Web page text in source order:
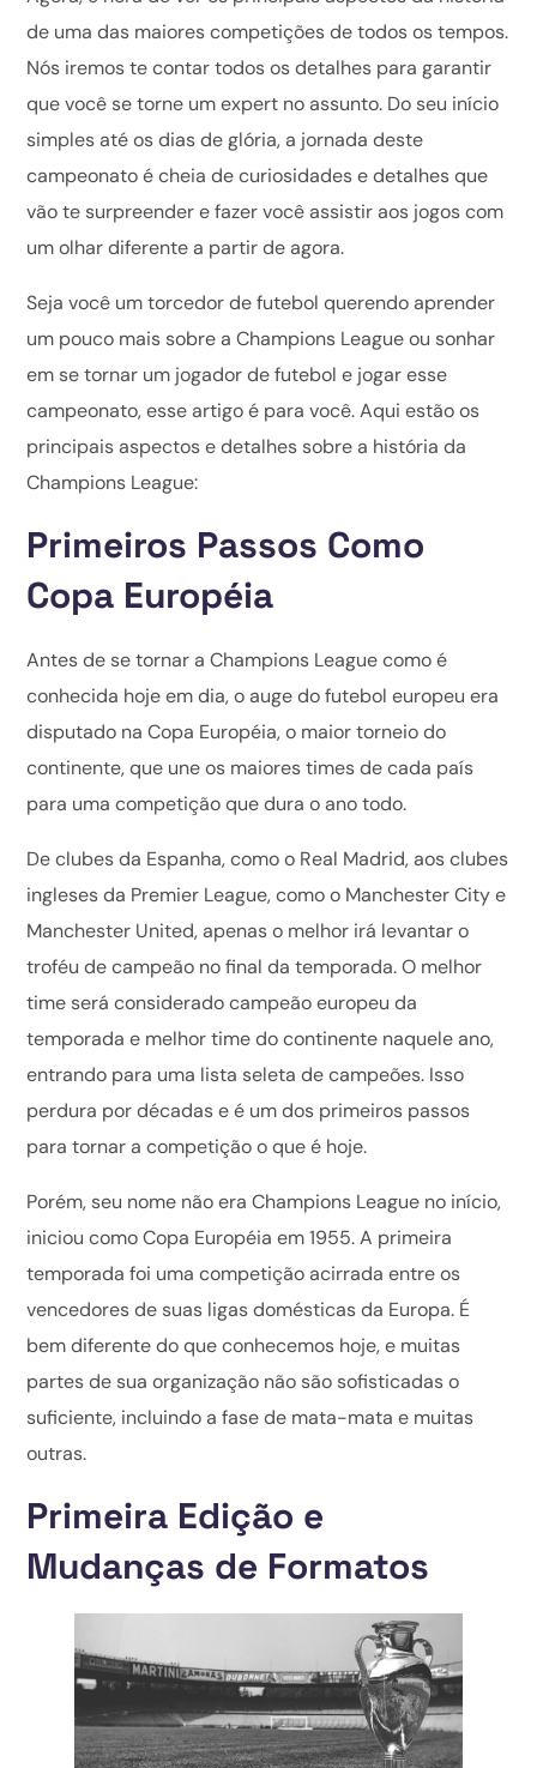
de uma das maiores competições de todos os tempos.
Nós iremos te contar todos os detalhes para garantir
que você se torne um expert no assunto. Do seu início
simples até os dias de glória, a jornada deste
campeonato é cheia de curiosidades e detalhes que
vão te surpreender e fazer você assistir aos jogos com
um olhar diferente a partir de agora.
Seja você um torcedor de futebol querendo aprender
um pouco mais sobre a Champions League ou sonhar
em se tornar um jogador de futebol e jogar esse
campeonato, esse artigo é para você. Aqui estão os
principais aspectos e detalhes sobre a história da
Champions League:
Primeiros Passos Como
Copa Européia
Antes de se tornar a Champions League como é
conhecida hoje em dia, o auge do futebol europeu era
disputado na Copa Européia, o maior torneio do
continente, que une os maiores times de cada país
para uma competição que dura o ano todo.
De clubes da Espanha, como o Real Madrid, aos clubes
ingleses da Premier League, como o Manchester City e
Manchester United, apenas o melhor irá levantar o
troféu de campeão no final da temporada. O melhor
time será considerado campeão europeu da
temporada e melhor time do continente naquele ano,
entrando para uma lista seleta de campeões. Isso
perdura por décadas e é um dos primeiros passos
para tornar a competição o que é hoje.
Porém, seu nome não era Champions League no início,
iniciou como Copa Européia em 1955. A primeira
temporada foi uma competição acirrada entre os
vencedores de suas ligas domésticas da Europa. É
bem diferente do que conhecemos hoje, e muitas
partes de sua organização não são sofisticadas o
suficiente, incluindo a fase de mata-mata e muitas
outras.
Primeira Edição e
Mudanças de Formatos